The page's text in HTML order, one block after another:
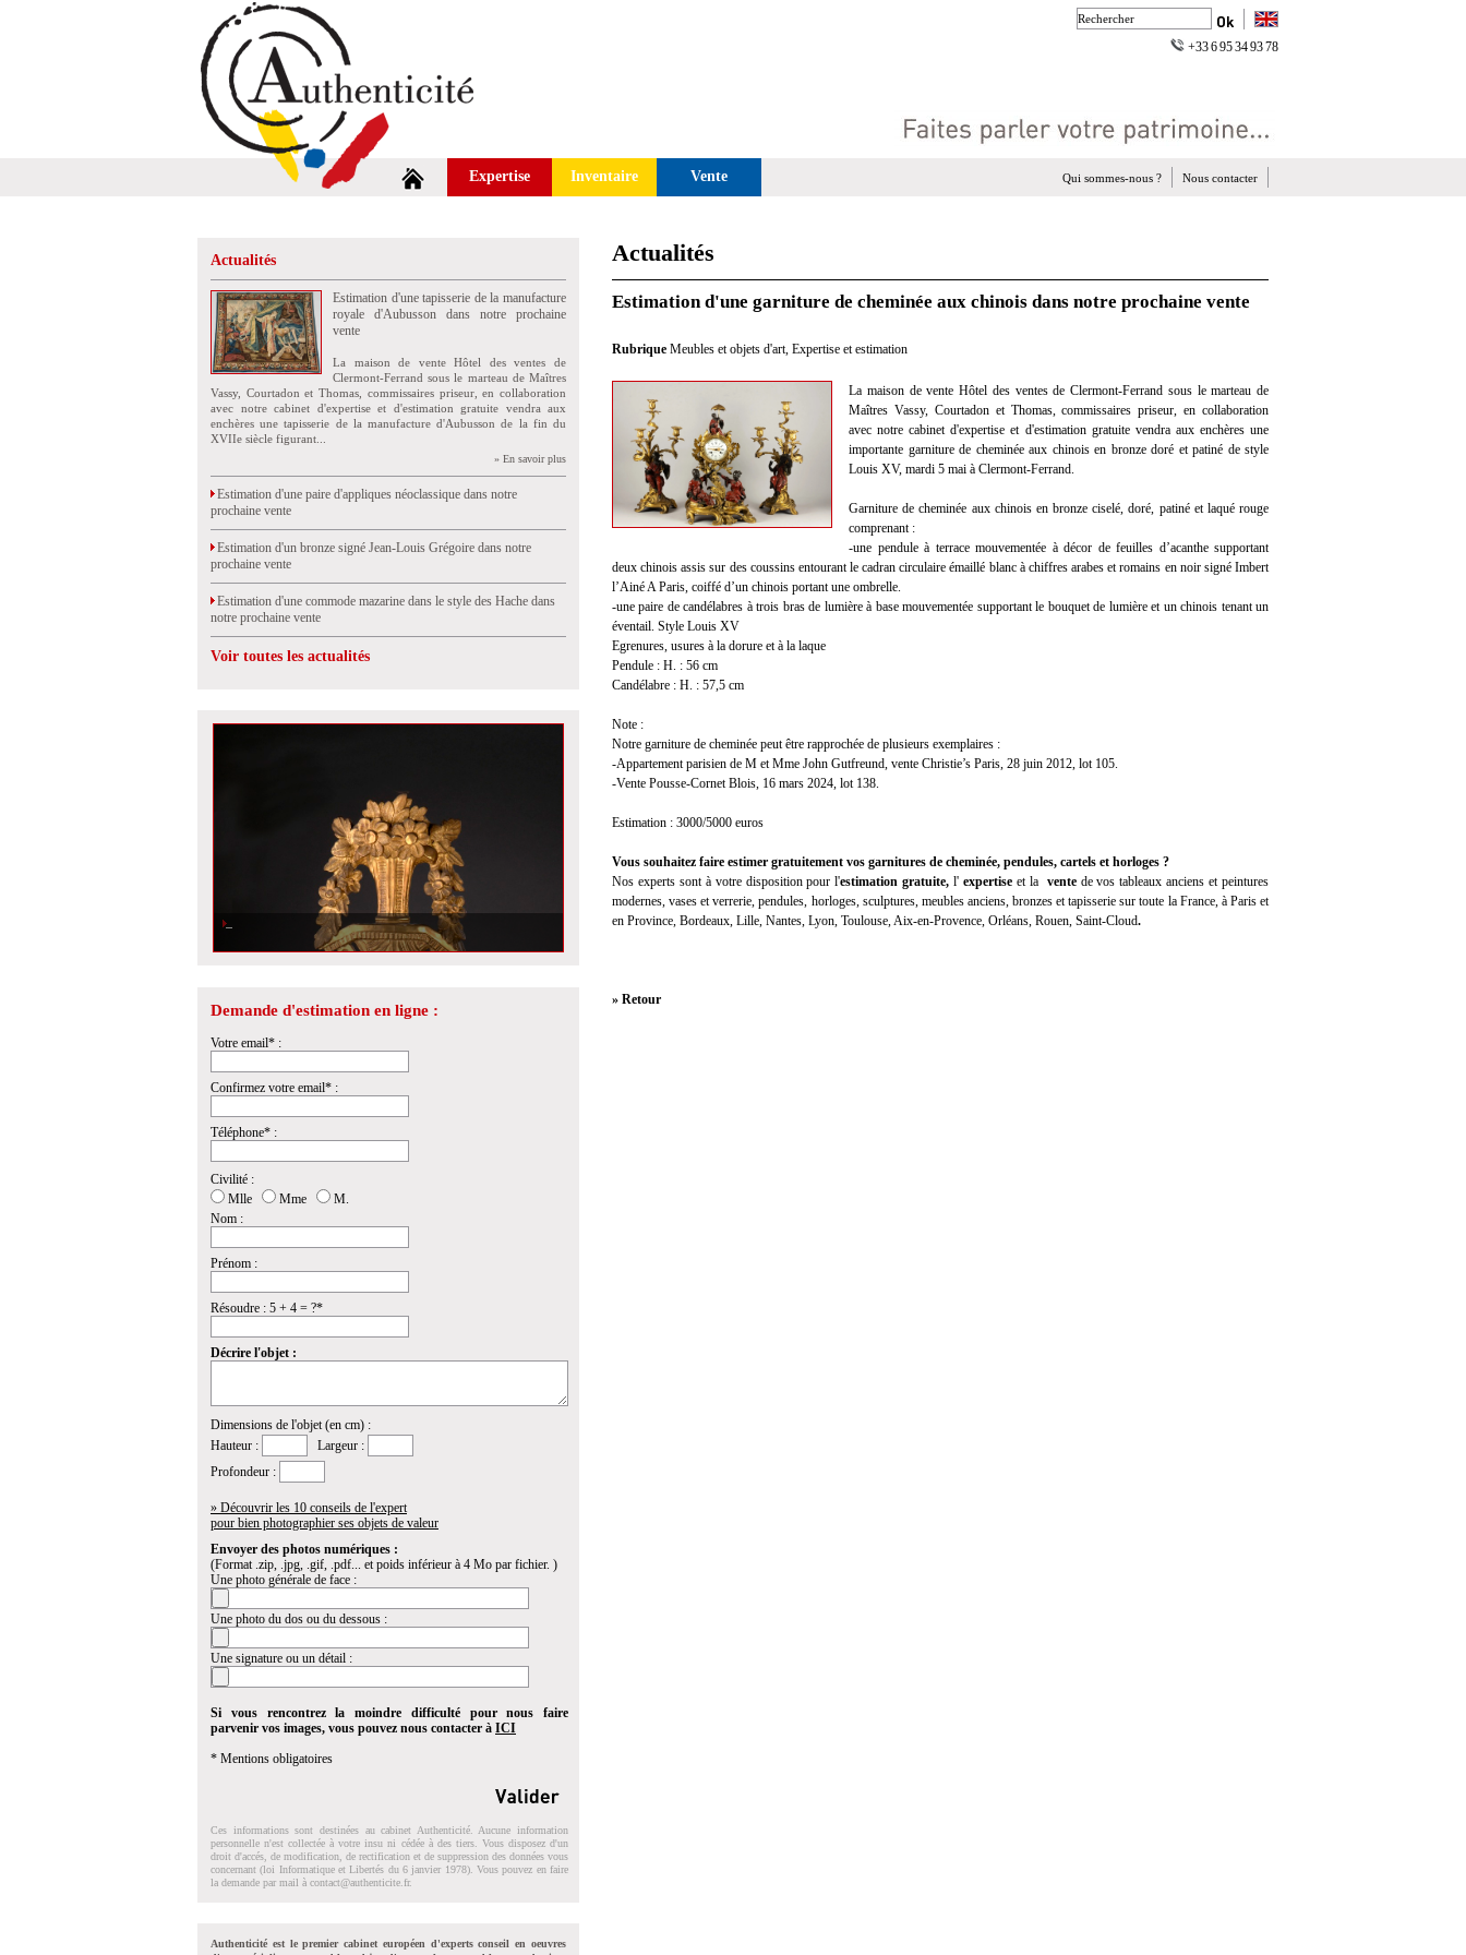
+33 6 95 34 93 78
Expertise Inventaire Vente Nous contacter
Qui sommes-nous ?
Actualités
Estimation d'une tapisserie de la manufacture
royale d'Aubusson dans notre prochaine
vente
La maison de vente Hôtel des ventes de
Clermont-Ferrand sous le marteau de Maîtres
Vassy, Courtadon et Thomas, commissaires priseur, en collaboration
avec notre cabinet d'expertise et d'estimation gratuite vendra aux
enchères une tapisserie de la manufacture d'Aubusson de la fin du
XVIIe siècle figurant...
» En savoir plus
Estimation d'une paire d'appliques néoclassique dans notre
prochaine vente
Estimation d'un bronze signé Jean-Louis Grégoire dans notre
prochaine vente
Estimation d'une commode mazarine dans le style des Hache dans
notre prochaine vente
Voir toutes les actualités
Demande d'estimation en ligne :
Votre email* :
Confirmez votre email* :
Téléphone* :
Civilité :
Mlle
Mme
M.
Nom :
Prénom :
Résoudre : 5 + 4 = ?*
Décrire l'objet :
Dimensions de l'objet (en cm) :
Hauteur :
Largeur :
Profondeur :
» Découvrir les 10 conseils de l'expert
pour bien photographier ses objets de valeur
Envoyer des photos numériques :
(Format .zip, .jpg, .gif, .pdf... et poids inférieur à 4 Mo par fichier. )
Une photo générale de face :
Une photo du dos ou du dessous :
Une signature ou un détail :
Si vous rencontrez la moindre difficulté pour nous faire
parvenir vos images, vous pouvez nous contacter à ICI
* Mentions obligatoires
Ces informations sont destinées au cabinet Authenticité. Aucune information
personnelle n'est collectée à votre insu ni cédée à des tiers. Vous disposez d'un
droit d'accés, de modification, de rectification et de suppression des données vous
concernant (loi Informatique et Libertés du 6 janvier 1978). Vous pouvez en faire
la demande par mail à contact@authenticite.fr.
Authenticité est le premier cabinet européen d'experts conseil en oeuvres
Actualités
Estimation d'une garniture de cheminée aux chinois dans notre prochaine vente
Rubrique Meubles et objets d'art, Expertise et estimation
La maison de vente Hôtel des ventes de Clermont-Ferrand sous le marteau de
Maîtres Vassy, Courtadon et Thomas, commissaires priseur, en collaboration
avec notre cabinet d'expertise et d'estimation gratuite vendra aux enchères une
importante garniture de cheminée aux chinois en bronze doré et patiné de style
Louis XV, mardi 5 mai à Clermont-Ferrand.
Garniture de cheminée aux chinois en bronze ciselé, doré, patiné et laqué rouge
comprenant :
-une pendule à terrace mouvementée à décor de feuilles d’acanthe supportant
deux chinois assis sur des coussins entourant le cadran circulaire émaillé blanc à chiffres arabes et romains en noir signé Imbert
l’Ainé A Paris, coiffé d’un chinois portant une ombrelle.
-une paire de candélabres à trois bras de lumière à base mouvementée supportant le bouquet de lumière et un chinois tenant un
éventail. Style Louis XV
Egrenures, usures à la dorure et à la laque
Pendule : H. : 56 cm
Candélabre : H. : 57,5 cm
Note :
Notre garniture de cheminée peut être rapprochée de plusieurs exemplaires :
-Appartement parisien de M et Mme John Gutfreund, vente Christie’s Paris, 28 juin 2012, lot 105.
-Vente Pousse-Cornet Blois, 16 mars 2024, lot 138.
Estimation : 3000/5000 euros
Vous souhaitez faire estimer gratuitement vos garnitures de cheminée, pendules, cartels et horloges ?
Nos experts sont à votre disposition pour l'estimation gratuite,l' expertise et la vente de vos tableaux anciens et peintures
modernes, vases et verrerie, pendules, horloges, sculptures, meubles anciens, bronzes et tapisserie sur toute la France, à Paris et
en Province, Bordeaux, Lille, Nantes, Lyon, Toulouse, Aix-en-Provence, Orléans, Rouen, Saint-Cloud.
» Retour